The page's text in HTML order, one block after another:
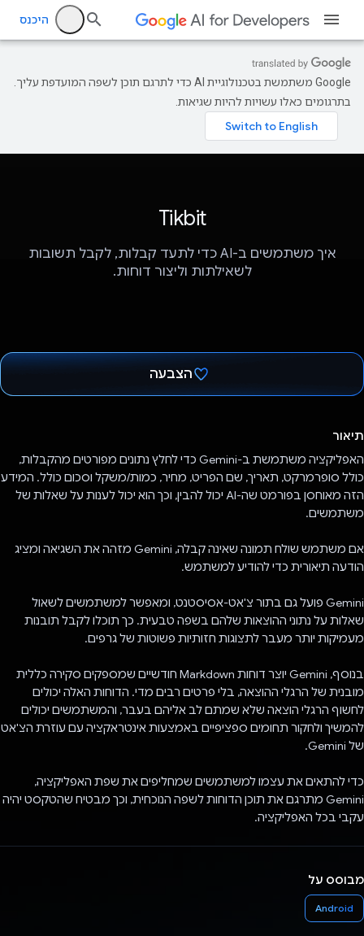
היכנס
‫Google משתמשת בטכנולוגיית AI כדי לתרגם תוכן לשפה המועדפת עליך.
בתרגומים כאלו עשויות להיות שגיאות.
Tikbit
איך משתמשים ב-AI כדי לתעד קבלות, לקבל תשובות
לשאילתות וליצור דוחות.
הצבעה
תיאור
האפליקציה משתמשת ב-Gemini כדי לחלץ נתונים מפורטים מהקבלות,
כולל סופרמרקט, תאריך, שם הפריט, מחיר, כמות/משקל וסכום כולל. המידע
הזה מאוחסן בפורמט שה-AI יכול להבין, וכך הוא יכול לענות על שאלות של
משתמשים.
אם משתמש שולח תמונה שאינה קבלה, Gemini מזהה את השגיאה ומציג
הודעה תיאורית כדי להודיע למשתמש.
Gemini פועל גם בתור צ'אט-אסיסטנט, ומאפשר למשתמשים לשאול
שאלות על נתוני ההוצאות שלהם בשפה טבעית. כך תוכלו לקבל תובנות
מעמיקות יותר מעבר לתצוגות חזותיות פשוטות של גרפים.
בנוסף, Gemini יוצר דוחות Markdown חודשיים שמספקים סקירה כללית
מובנית של הרגלי ההוצאה, בלי פרטים רבים מדי. הדוחות האלה יכולים
לחשוף הרגלי הוצאה שלא שמתם לב אליהם בעבר, והמשתמשים יכולים
להמשיך ולחקור תחומים ספציפיים באמצעות אינטראקציה עם עוזרת הצ'אט
של Gemini.
כדי להתאים את עצמו למשתמשים שמחליפים את שפת האפליקציה,
Gemini מתרגם את תוכן הדוחות לשפה הנוכחית, וכך מבטיח שהטקסט יהיה
עקבי בכל האפליקציה.
מבוסס על
Android